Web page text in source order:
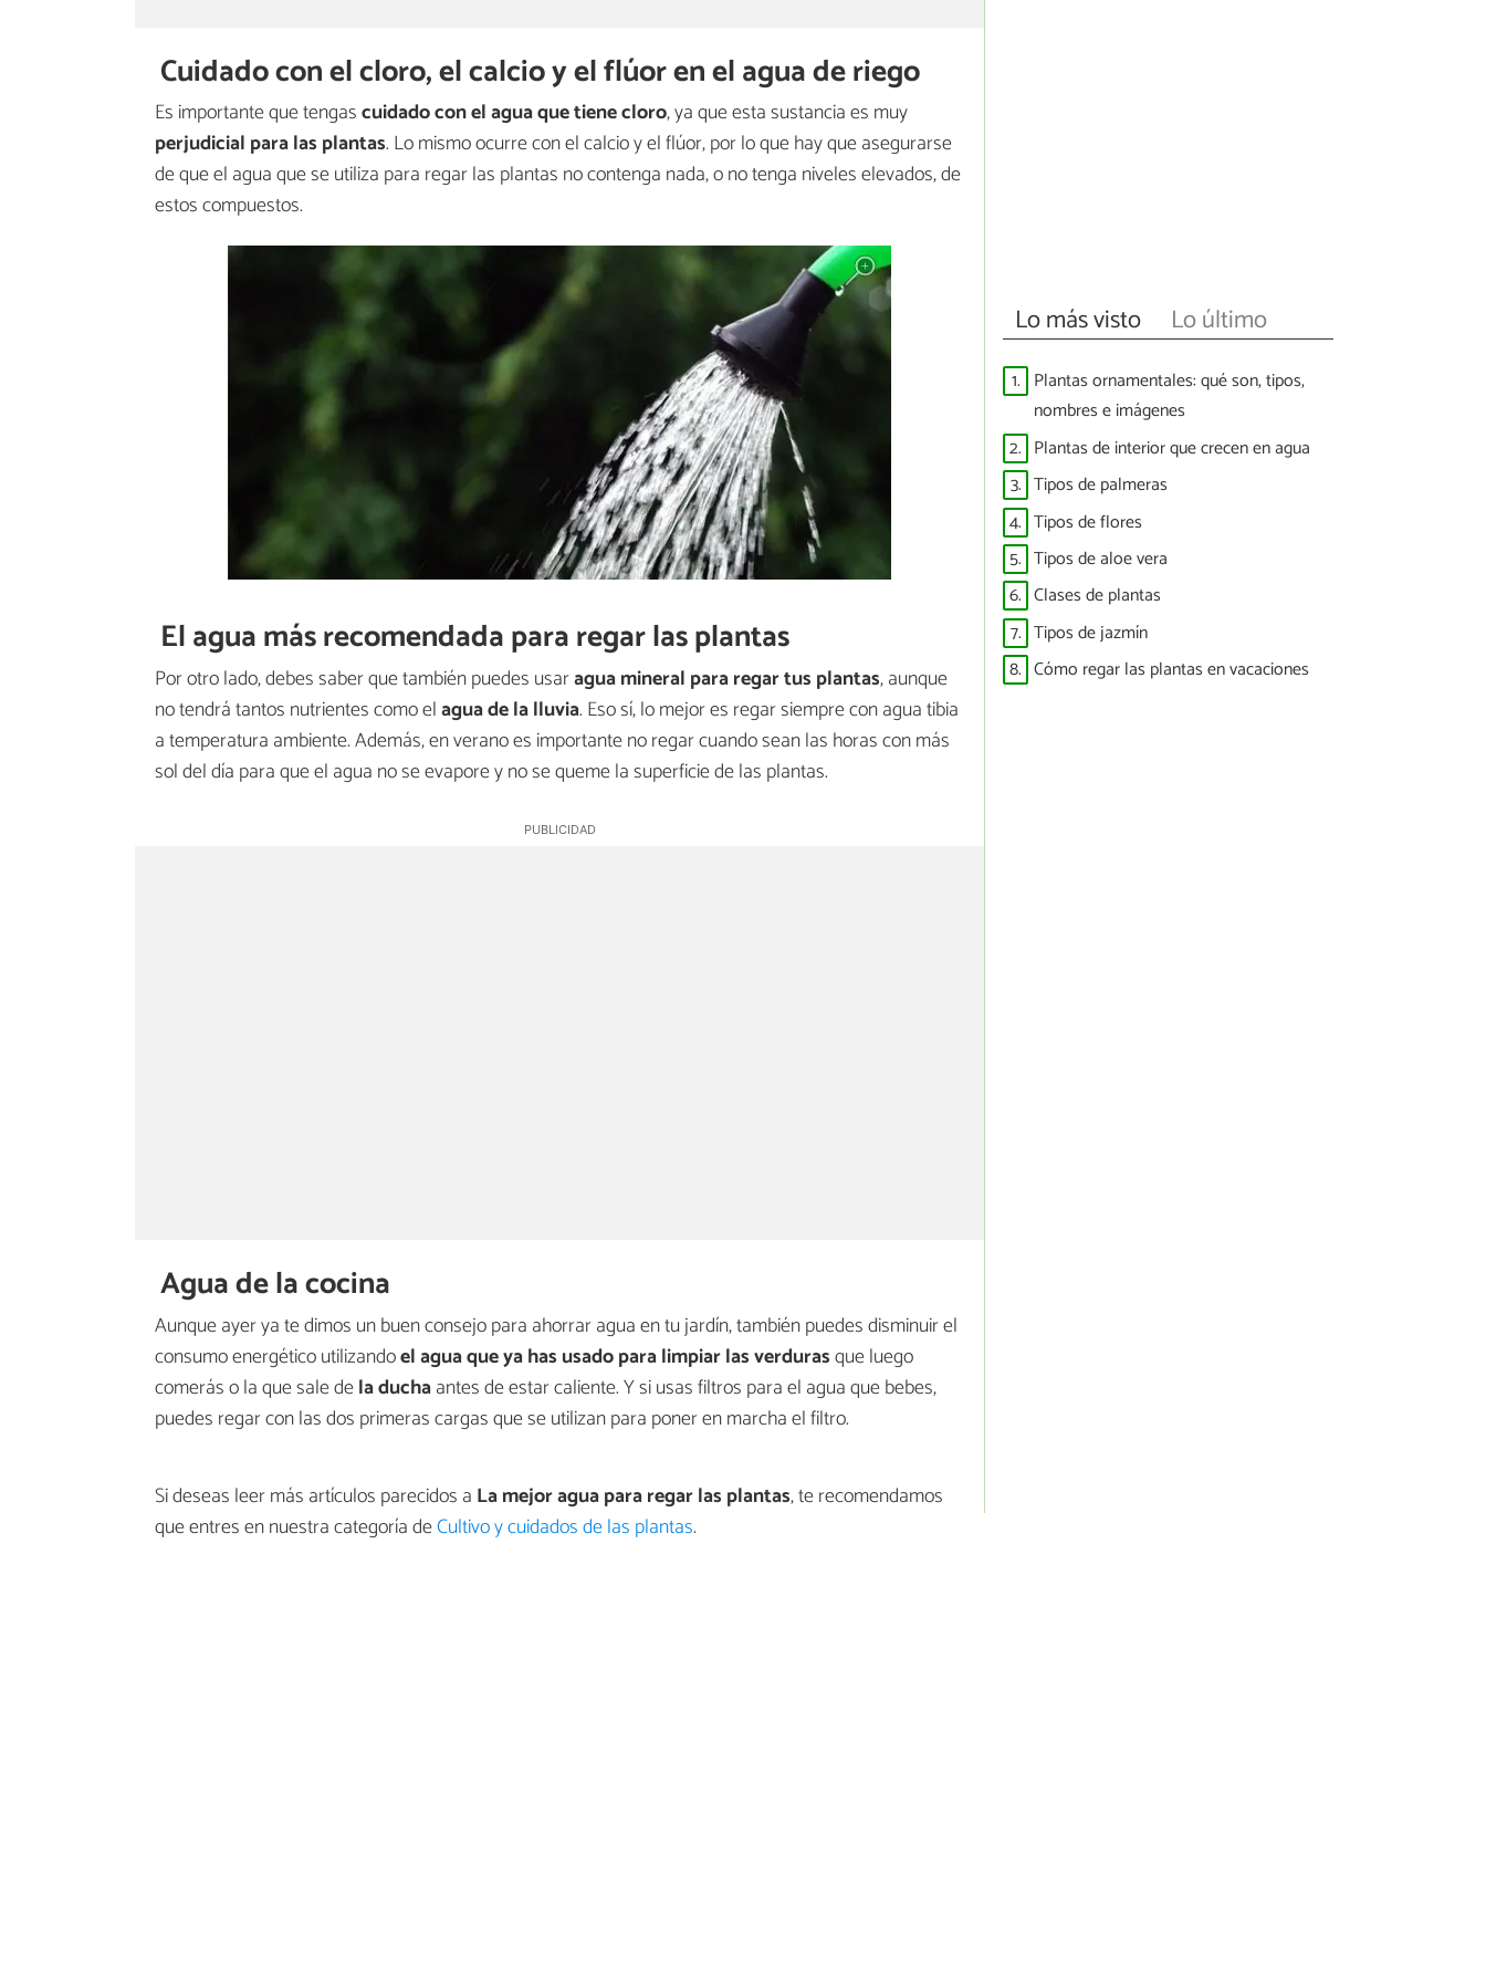
Cuidado con el cloro, el calcio y el flúor en el agua de riego
Es importante que tengascuidado con el agua que tiene cloro, ya que esta sustancia es muy
perjudicial para las plantas. Lo mismo ocurre con el calcio y el flúor, por lo que hay que asegurarse
de que el agua que se utiliza para regar las plantas no contenga nada, o no tenga niveles elevados, de
estos compuestos.
El agua más recomendada para regar las plantas
Por otro lado, debes saber que también puedes usaragua mineral para regar tus plantas, aunque
no tendrá tantos nutrientes como elagua de la lluvia. Eso sí, lo mejor es regar siempre con agua tibia
a temperatura ambiente. Además, en verano es importante no regar cuando sean las horas con más
sol del día para que el agua no se evapore y no se queme la superficie de las plantas.
Agua de la cocina
Aunque ayer ya te dimos un buen consejo para ahorrar agua en tu jardín, también puedes disminuir el
consumo energético utilizandoel agua que ya has usado para limpiar las verdurasque luego
comerás o la que sale dela duchaantes de estar caliente. Y si usas filtros para el agua que bebes,
puedes regar con las dos primeras cargas que se utilizan para poner en marcha el filtro.
Si deseas leer más artículos parecidos a La mejor agua para regar las plantas, te recomendamos
que entres en nuestra categoría deCultivo y cuidados de las plantas.
Lo más visto Lo último
1. Plantas ornamentales: qué son, tipos,
nombres e imágenes
2. Plantas de interior que crecen en agua
3. Tipos de palmeras
4. Tipos de flores
5. Tipos de aloe vera
6. Clases de plantas
7. Tipos de jazmín
8. Cómo regar las plantas en vacaciones